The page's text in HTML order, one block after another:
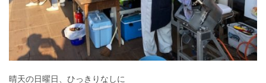
晴天の日曜日、ひっきりなしに